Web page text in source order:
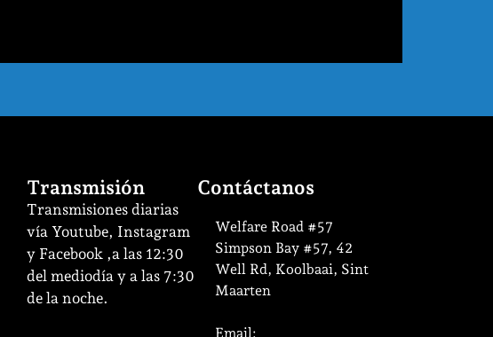
Transmisión
Transmisiones diarias
vía Youtube, Instagram
y Facebook ,a las 12:30
del mediodía y a las 7:30
de la noche.
Contáctanos
Welfare Road #57
Simpson Bay #57, 42
Well Rd, Koolbaai, Sint
Maarten
Email: